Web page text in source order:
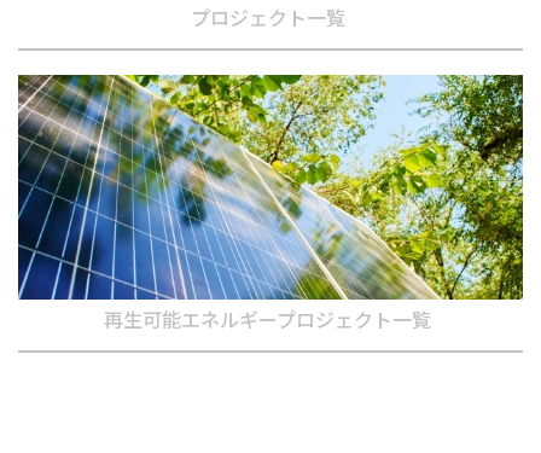
プロジェクト一覧
再生可能エネルギープロジェクト一覧